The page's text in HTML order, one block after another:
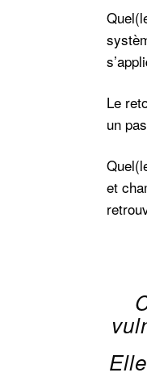
Le
un
et